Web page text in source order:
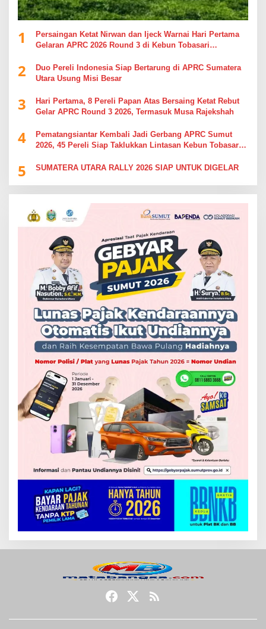
1
Persaingan Ketat Nirwan dan Ijeck Warnai Hari Pertama
Gelaran APRC 2026 Round 3 di Kebun Tobasari
2
Duo Pereli Indonesia Siap Bertarung di APRC Sumatera
Utara Usung Misi Besar
3
Hari Pertama, 8 Pereli Papan Atas Bersaing Ketat Rebut
Gelar APRC Round 3 2026, Termasuk Musa Rajekshah
4
Pematangsiantar Kembali Jadi Gerbang APRC Sumut
2026, 45 Pereli Siap Taklukkan Lintasan Kebun Tobasari
5 SUMATERA UTARA RALLY 2026 SIAP UNTUK DIGELAR